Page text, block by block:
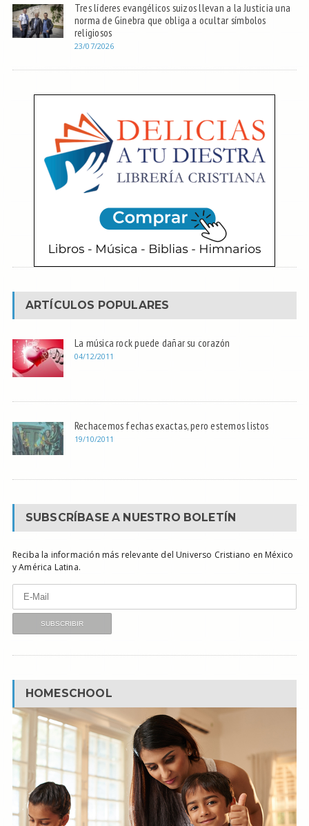
Tres líderes evangélicos suizos llevan a la Justicia una
norma de Ginebra que obliga a ocultar símbolos
religiosos
23/07/2026
ARTÍCULOS POPULARES
La música rock puede dañar su corazón
04/12/2011
Rechacemos fechas exactas, pero estemos listos
19/10/2011
SUBSCRÍBASE A NUESTRO BOLETÍN
Reciba la información más relevante del Universo Cristiano en México
y América Latina.
HOMESCHOOL